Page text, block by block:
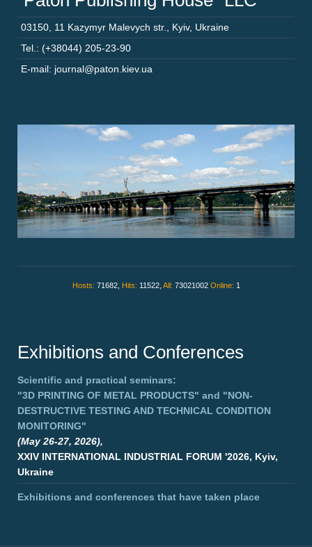
03150 11 Kazymyr Malevych str. Kyiv, Ukraine
Tel.: (+38044) 205-23-90
E-mail: journal@paton.kiev.ua
Hosts: 71682, Hits: 11522, All: 73021002 Online: 1
Exhibitions and Conferences
Scientific and practical seminars:
"3D PRINTING OF METAL PRODUCTS" and "NON-
DESTRUCTIVE TESTING AND TECHNICAL CONDITION
MONITORING"
(May 26-27, 2026),
XXIV INTERNATIONAL INDUSTRIAL FORUM '2026, Kyiv,
Ukraine
Exhibitions and conferences that have taken place